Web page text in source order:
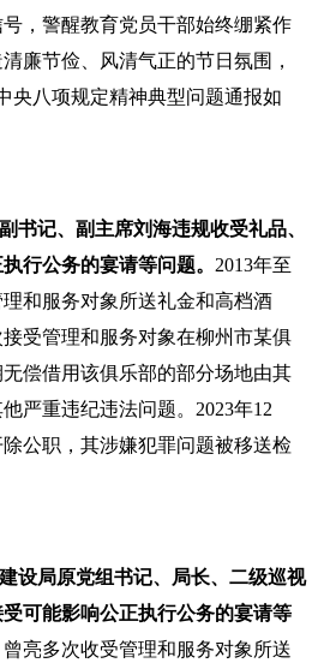
，警醒教育党员干部始终绷紧作
廉节俭、风清气正的节日氛围，
央八项规定精神典型问题通报如
书记、副主席刘海违规收受礼品、
行公务的宴请等问题。 2013年至
和服务对象所送礼金和高档酒
受管理和服务对象在柳州市某俱
偿借用该俱乐部的部分场地由其
严重违纪违法问题。2023年12
公职，其涉嫌犯罪问题被移送检
设局原党组书记、局长、二级巡视
可能影响公正执行公务的宴请等
曾亮多次收受管理和服务对象所送